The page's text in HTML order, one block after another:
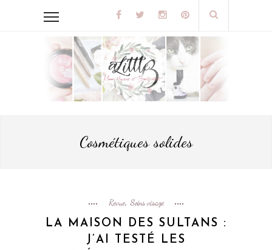
Cosmétiques solides
Revue, Soins visage
LA MAISON DES SULTANS :
J’AI TESTÉ LES